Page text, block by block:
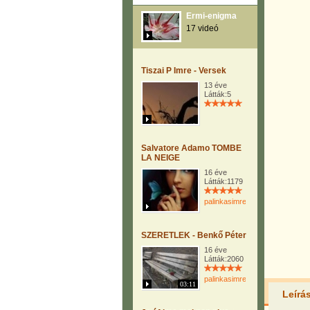
Ermi-enigma
17 videó
Tiszai P Imre - Versek
13 éve
Látták:5
Salvatore Adamo TOMBE
LA NEIGE
16 éve
Látták:1179
palinkasimre
SZERETLEK - Benkő Péter
03:11
16 éve
Látták:2060
palinkasimre